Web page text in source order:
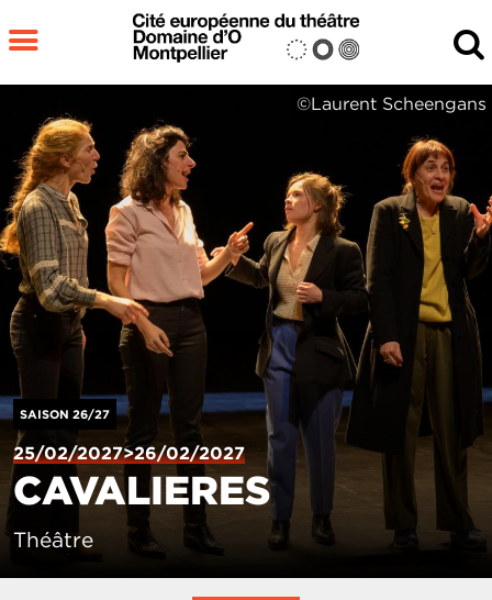
Aller au contenu principal
RECHERCHER
©Laurent Scheengans
SAISON 26/27
25/02/2027>26/02/2027
CAVALIERES
Théâtre